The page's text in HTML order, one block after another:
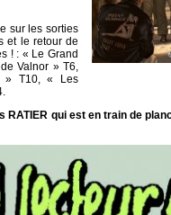
sur les sorties
et le retour de
! : « Le Grand
Valnor » T6,
» T10, « Les
RATIER qui est en train de